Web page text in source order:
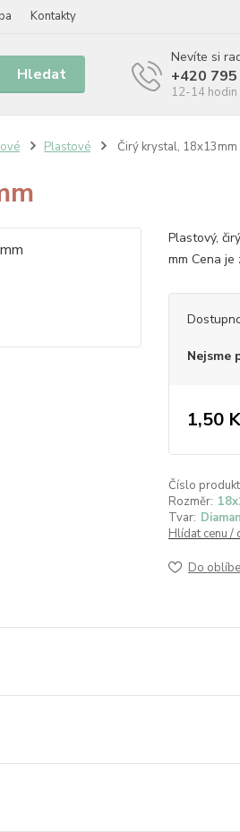
Kontakty
Hledat
Nevíte si
+420
12-14 hodin
Plastové Čirý krystal, 18x13mm
Plastový,
mm Cena je
Nejsme
1,50
Číslo
Rozměr:
Tvar:
Hlídat cenu /
Do